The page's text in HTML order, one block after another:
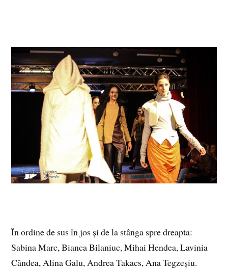
În ordine de sus în jos și de la stânga spre dreapta:
Sabina Marc, Bianca Bilaniuc, Mihai Hendea, Lavinia
Cândea, Alina Galu, Andrea Takacs, Ana Tegzeșiu.